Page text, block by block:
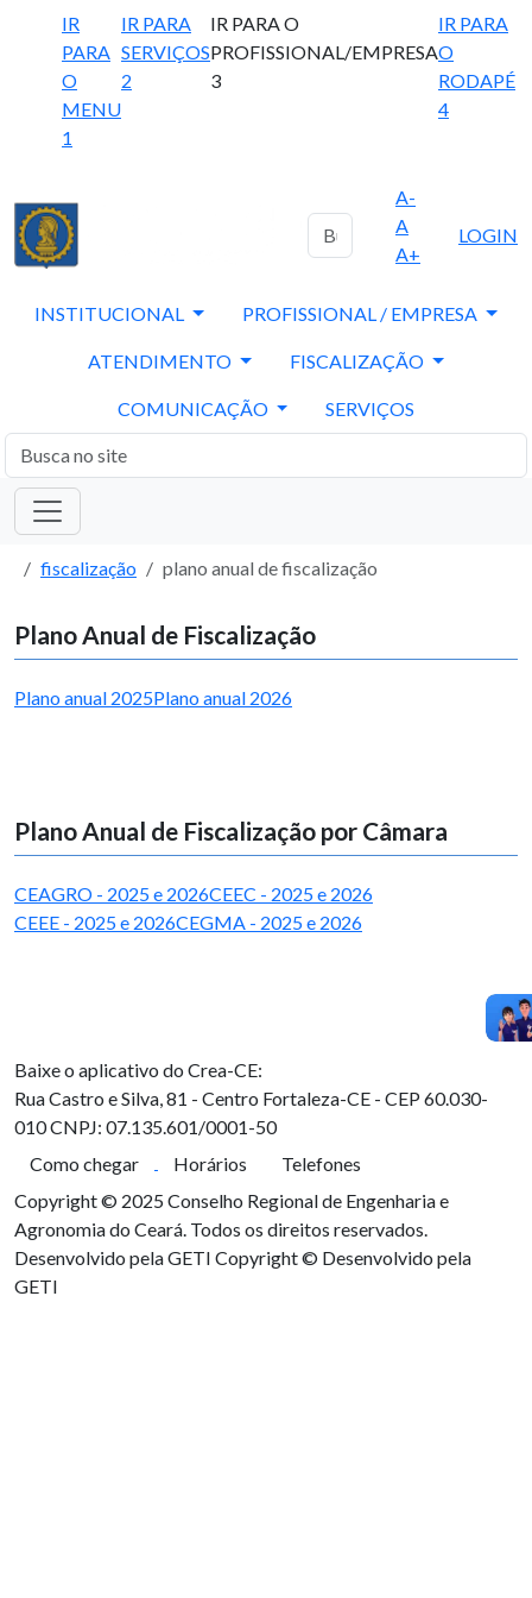
IR
PARA
O
MENU
1
IR PARA
SERVIÇOS
2
IR PARA O
PROFISSIONAL/EMPRESA
3
IR PARA
O
RODAPÉ
4
A-
A
A+
LOGIN
INSTITUCIONAL PROFISSIONAL / EMPRESA
ATENDIMENTO FISCALIZAÇÃO
COMUNICAÇÃO SERVIÇOS
fiscalização plano anual de fiscalização
Plano Anual de Fiscalização
Plano anual 2025Plano anual 2026
Plano Anual de Fiscalização por Câmara
CEAGRO - 2025 e 2026CEEC - 2025 e 2026
CEEE - 2025 e 2026CEGMA - 2025 e 2026
Baixe o aplicativo do Crea-CE:
Rua Castro e Silva, 81 - Centro Fortaleza-CE - CEP 60.030-
010CNPJ: 07.135.601/0001-50
Como chegar
Horários
Telefones
Copyright © 2025 Conselho Regional de Engenharia e
Agronomia do Ceará. Todos os direitos reservados.
Desenvolvido pela GETI Copyright © Desenvolvido pela
GETI